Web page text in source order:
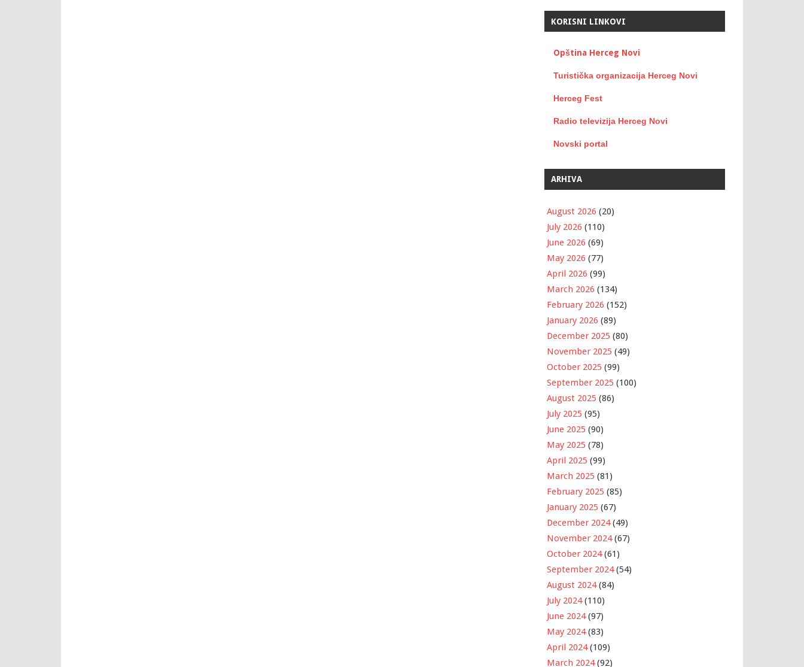
KORISNI LINKOVI
Opština Herceg Novi
Turistička organizacija Herceg Novi
Herceg Fest
Radio televizija Herceg Novi
Novski portal
ARHIVA
August 2026 (20)
July 2026 (110)
June 2026 (69)
May 2026 (77)
April 2026 (99)
March 2026 (134)
February 2026 (152)
January 2026 (89)
December 2025 (80)
November 2025 (49)
October 2025 (99)
September 2025 (100)
August 2025 (86)
July 2025 (95)
June 2025 (90)
May 2025 (78)
April 2025 (99)
March 2025 (81)
February 2025 (85)
January 2025 (67)
December 2024(49)
November 2024(67)
October 2024(61)
September 2024(54)
August 2024(84)
July 2024(110)
June 2024(97)
May 2024(83)
April 2024(109)
March 2024(92)